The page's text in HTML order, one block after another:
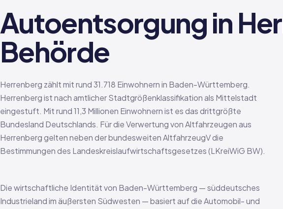
Autoentsorgung in
Behörde
Herrenberg zählt mit rund 31.718 Einwohnern in Baden-Württemberg.
Herrenberg ist nach amtlicher Stadtgrößenklassifikation als Mittelstadt
eingestuft. Mit rund 11,3 Millionen Einwohnern ist es das drittgrößte
Bundesland Deutschlands. Für die Verwertung von Altfahrzeugen aus
Herrenberg gelten neben der bundesweiten AltfahrzeugV die
Bestimmungen des Landeskreislaufwirtschaftsgesetzes (LKreiWiG BW).
Die wirtschaftliche Identität von Baden-Württemberg — süddeutsches
Industrieland im äußersten Südwesten — basiert auf die Automobil- und